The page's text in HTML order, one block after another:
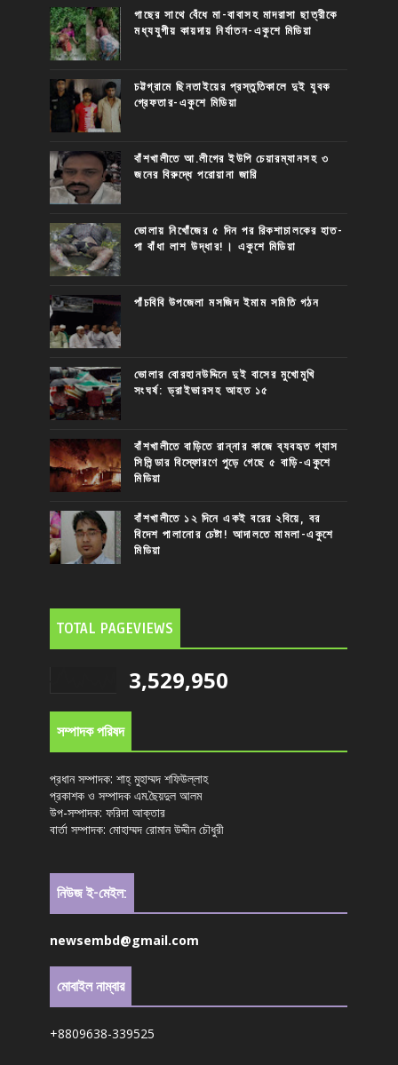
গাছের সাথে বেঁধে মা-বাবাসহ মাদরাসা ছাত্রীকে
মধ্যযুগীয় কায়দায় নির্যাতন-একুশে মিডিয়া
চট্টগ্রামে ছিনতাইয়ের প্রস্তুতিকালে দুই যুবক
গ্রেফতার-একুশে মিডিয়া
বাঁশখালীতে আ.লীগের ইউপি চেয়ারম্যানসহ ৩
জনের বিরুদ্ধে পরোয়ানা জারি
ভোলায় নিখোঁজের ৫ দিন পর রিকশাচালকের হাত-
পা বাঁধা লাশ উদ্ধার!। একুশে মিডিয়া
পাঁচবিবি উপজেলা মসজিদ ইমাম সমিতি গঠন
ভোলার বোরহানউদ্দিনে দুই বাসের মুখোমুখি
সংঘর্ষ: ড্রাইভারসহ আহত ১৫
বাঁশখালীতে বাড়িতে রান্নার কাজে ব্যবহৃত গ্যাস
সিলিন্ডার বিস্ফোরণে পুড়ে গেছে ৫ বাড়ি-একুশে
মিডিয়া
বাঁশখালীতে ১২ দিনে একই বরের ২বিয়ে, বর
বিদেশ পালানোর চেষ্টা! আদালতে মামলা-একুশে
মিডিয়া
TOTAL PAGEVIEWS
3,529,950
সম্পাদক পরিষদ
প্রধান সম্পাদক: শাহ্ মুহাম্মদ শফিউল্লাহ
প্রকাশক ও সম্পাদক এম.ছৈয়দুল আলম
উপ-সম্পাদক: ফরিদা আক্তার
বার্তা সম্পাদক: মোহাম্মদ রোমান উদ্দীন চৌধুরী
নিউজ ই-মেইল:
newsembd@gmail.com
মোবাইল নাম্বার
+8809638-339525